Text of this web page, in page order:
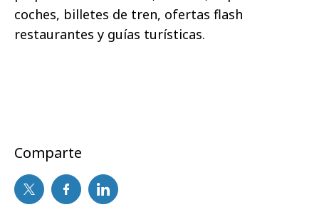
coches, billetes de tren, ofertas flash
restaurantes y guías turísticas.
Comparte